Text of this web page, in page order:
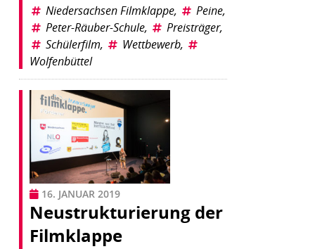
Niedersachsen Filmklappe, Peine,
Peter-Räuber-Schule, Preisträger,
Schülerfilm, Wettbewerb,
Wolfenbüttel
16. JANUAR 2019
Neustrukturierung der
Filmklappe